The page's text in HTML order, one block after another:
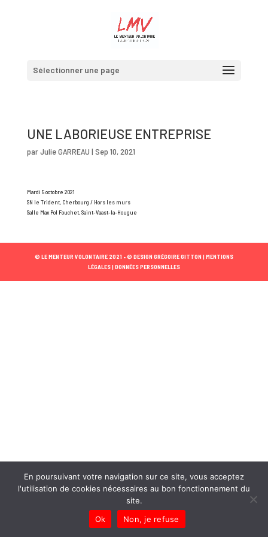
Sélectionner une page
UNE LABORIEUSE ENTREPRISE
parJulie GARREAU | Sep 10, 2021
Mardi 5 octobre 2021
SN le Trident, Cherbourg / Hors les murs
Salle Max Pol Fouchet, Saint-Vaast-la-Hougue
© LE MENTEUR VOLONTAIRE 2021 •© DESIGN GRÉGOIRE GITTON | MENTIONS
LÉGALES | DONNÉES PERSONNELLES
En poursuivant votre navigation sur ce site, vous acceptez
l'utilisation de cookies nécessaires au bon fonctionnement du
site.
Ok
Non, je refuse